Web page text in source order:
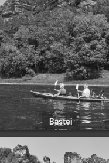
Bastei